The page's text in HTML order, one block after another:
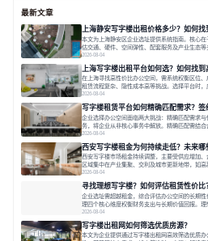
最新文章
上海静安写字楼出租价格多少？如何找
本文为上海静安区企业选址提供系统指南。核心
估交通、硬件、空间弹性、配套服务及产业生态
出打破固定工位思维，采用精装灵活空间与共享
以说明。之后指出，专业运营服务商提供的稳定
价值、助力企业成长的关键。对于许多在
2026-08-04
上海写字楼出租平台如何选？如何找到
在上海寻找高性价比办公空间，需系统权衡区位
租赁流程复杂、隐性成本高等挑战。选择平台时
为例，其提供从空间到生态的解决方案，通过特
业应明确自身需求，实地考察，选择能支持长期
空间，对于企业行政负责人、中小企业主
2026-08-04
写字楼租赁平台如何精确匹配需求？签
企业选择办公空间面临两大挑战：精确匹配需求
务，将企业从非核心事务中解放。精确匹配需结
接；签约后则需构建覆盖硬件运维、共享配套及
与个性化运营结合，以全国布局和产业生态圈为
力转变。在为企业寻找办公空间的过程中，
2026-08-04
西安写字楼租金为何持续走低？未来哪
西安写字楼市场租金持续调整，主要受供应增加
区域集中在产业集聚、交利及城市更新地带，如
性与员工体验，倾向于提供全包式服务的办公空
长，推动市场向多元化、高性价比方向发展。近
一现象引发了的广泛关注。作为西部重要
2026-08-04
寻找理想写字楼？如何评估租赁性价比
企业选址需超越租金，综合评估办公空间的长期
理四个核心维度权衡财务支出与长期价值回报。
套服务及社群资源赋能业务增长，实现成本与价
言，寻找一处合适的办公空间是一项至关重要的
更直接影响着企业的品牌形象、运营成本
2026-08-04
写字楼出租网如何筛选优质房源？
本文为企业提供通过写字楼出租网高效筛选优质